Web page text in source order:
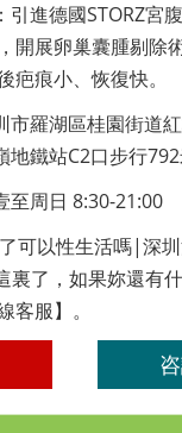
引進德國STORZ宮
開展卵巢囊腫剔除
疤痕小、恢復快。
市羅湖區桂園街道
地鐵站C2口步行
至周日 8:30-21:00
可以性生活嗎|深
裏了，如果妳還有
客服】。